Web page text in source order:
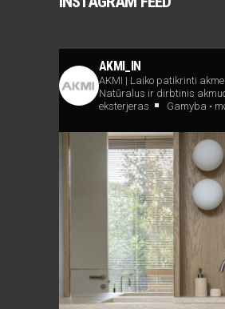
AKMI_IN
AKMI | Laiko patikrinti
Natūralus ir dirbtinis
eksterjeras
Gamyba •